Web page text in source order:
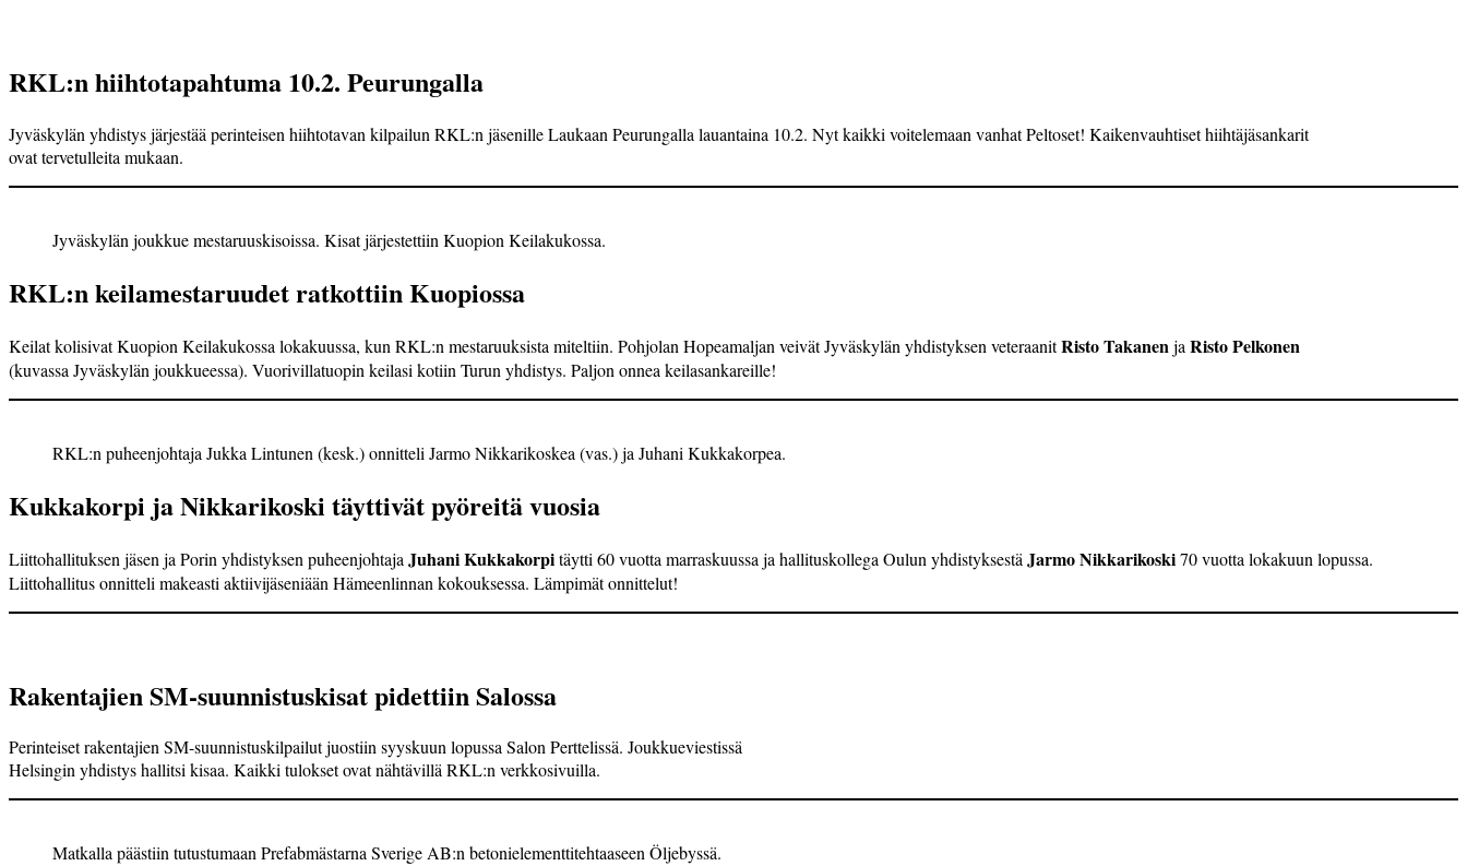
RKL:n hiihtotapahtuma 10.2. Peurungalla
Jyväskylän yhdistys järjestää perinteisen hiihto­tavan kilpailun RKL:n jäsenille Laukaan Peurun­galla lauantaina 10.2. Nyt kaikki voitelemaan vanhat Peltoset! Kaikenvauhtiset hiihtäjäsankarit
ovat tervetulleita mukaan.
Jyväskylän joukkue mestaruuskisoissa. Kisat järjestettiin Kuopion Keilakukossa.
RKL:n keilamestaruudet ratkottiin Kuopiossa
Keilat kolisivat Kuopion Keilakukossa lokakuussa, kun RKL:n mestaruuksista miteltiin. Pohjolan Hopeamaljan veivät Jyväskylän yhdistyksen veteraanitRisto Takanenja Risto Pelkonen
(kuvassa Jyväskylän joukkueessa). Vuorivilla­tuopin keilasi kotiin Turun yhdistys. Paljon onnea keila­sankareille!
RKL:n puheenjohtaja Jukka Lintunen (kesk.) onnitteli Jarmo Nikkarikoskea (vas.) ja Juhani Kukkakorpea.
Kukkakorpi ja Nikkarikoski täyttivät pyöreitä vuosia
Liittohallituksen jäsen ja Porin yhdistyksen puheenjohtaja Juhani Kukkakorpitäytti 60 vuotta­ marraskuussa ja hallituskollega Oulun yhdistyksestä Jarmo Nikkarikoski70 vuotta lokakuun ­lopussa.
Liittohallitus onnitteli makeasti aktiivi­jäseniään Hämeenlinnan kokouksessa. Lämpimät onnittelut!
Rakentajien SM-suunnistuskisat pidettiin Salossa
Perinteiset rakenta­jien SM-suunnistus­kilpailut juostiin syyskuun lopussa Salon Perttelissä. Joukkueviestissä
Helsingin yhdistys hallitsi kisaa. Kaikki tulokset ovat nähtävillä RKL:n verkko­sivuilla.
Matkalla päästiin tutustumaan Prefabmästarna Sverige AB:n betonielementtitehtaaseen Öljebyssä.